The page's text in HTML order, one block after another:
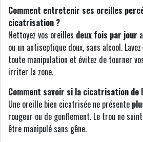
Comment entretenir ses oreilles
cicatrisation ?
Nettoyez vos oreilles deux fois par jour
ou un antiseptique doux, sans alcool.
toute manipulation et évitez de tourner
irriter la zone.
Comment savoir si la cicatrisation de
Une oreille bien cicatrisée ne présente
rougeur ou de gonflement. Le trou ne
être manipulé sans gêne.